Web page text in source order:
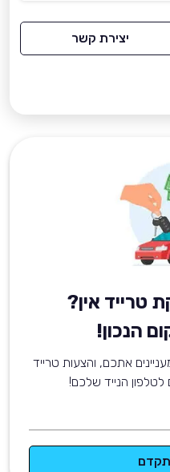
יצירת קשר
טרייד אין?
הנכון!
אתכם, והצעות טרייד
לטלפון הנייד שלכם!